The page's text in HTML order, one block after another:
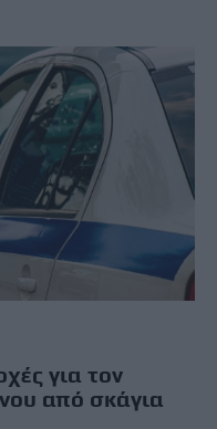
για τον
από σκάγια